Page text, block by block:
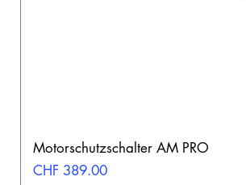
Motorschutzschalter AM PRO
Preis
CHF 389.00